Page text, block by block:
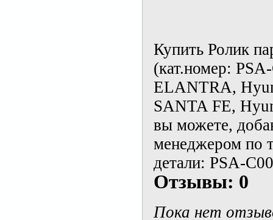
Купить Ролик
(кат.номер:
ELANTRA,
SANTA FE,
вы можете,
менеджером по
детали: PSA-
Отзывы: 0
Пока нет